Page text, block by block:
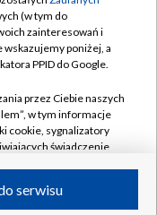
(w tym do
zainteresowań i
poniżej, a
PPID do Google.
przez Ciebie naszych
w tym informacje
cookie, sygnalizatory
świadczenie
serwisu